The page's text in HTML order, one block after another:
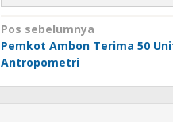
Navigasi
pos
Pos sebelumnya
Pemkot Ambon Terima 50
Antropometri